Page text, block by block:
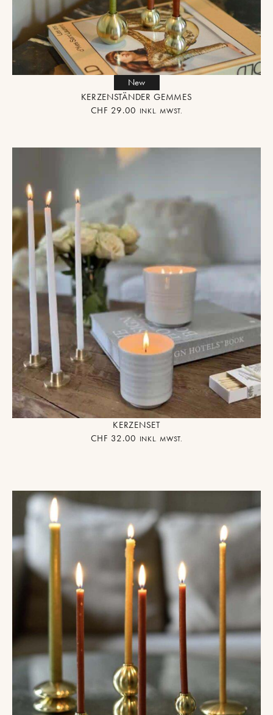
New
KERZENSTÄNDER GEMMES
CHF 29.00 INKL. MWST.
KERZENSET
CHF 32.00 INKL. MWST.